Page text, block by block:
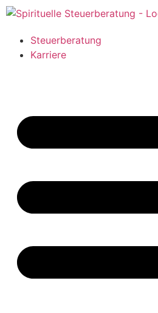
Steuerberatung
Karriere